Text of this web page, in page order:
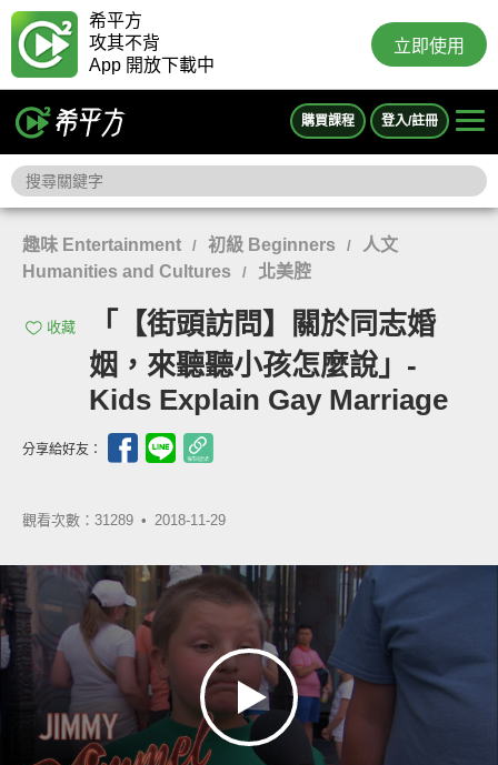
希平方
攻其不背
App 開放下載中
立即使用
購買課程 登入/註冊
趣味 Entertainment / 初級 Beginners /
人文
Humanities and Cultures
/ 北美腔
收藏
「【街頭訪問】關於同志婚
姻，來聽聽小孩怎麼說」-
Kids Explain Gay Marriage
分享給好友：
觀看次數：31289 • 2018-11-29